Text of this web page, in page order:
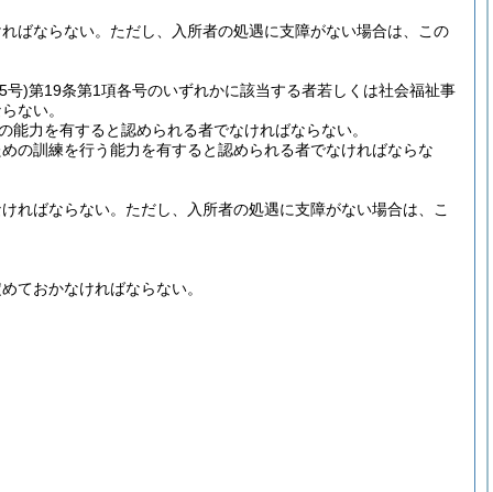
ばならない。 ただし、入所者の処遇に支障がない場合は、この
号)第19条第1項各号のいずれかに該当する者若しくは社会福祉事
ない。
力を有すると認められる者でなければならない。
の訓練を行う能力を有すると認められる者でなければならな
ればならない。 ただし、入所者の処遇に支障がない場合は、こ
ておかなければならない。